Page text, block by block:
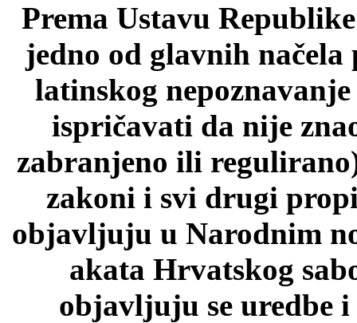
Prema Ustavu
jedno od glavnih
latinskog
ispričavati da nije
zabranjeno ili
zakoni i svi drugi
objavljuju u Narodnim
akata Hrvatskog
objavljuju se uredbe